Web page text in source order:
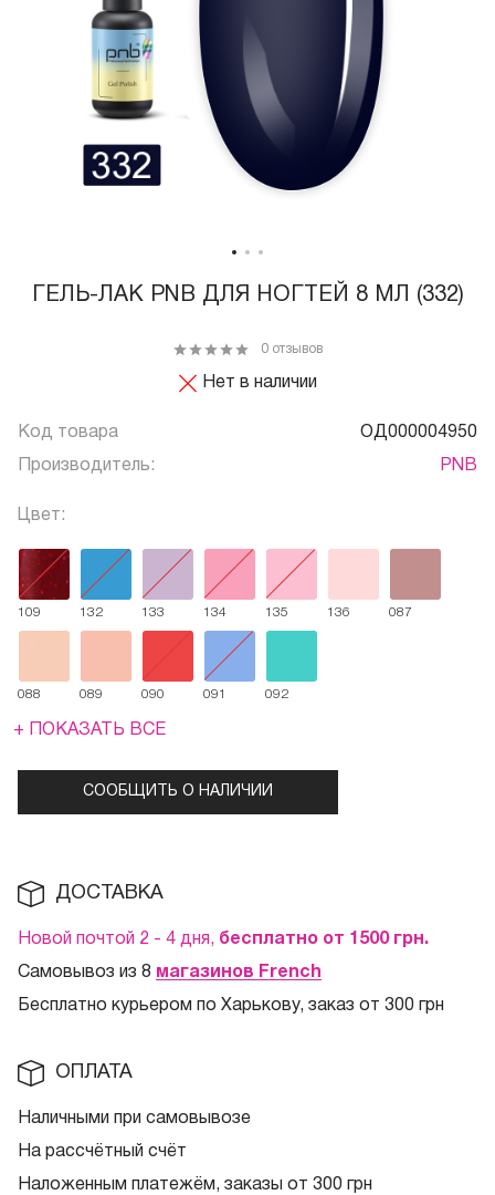
ГЕЛЬ-ЛАК PNB ДЛЯ НОГТЕЙ 8 МЛ (332)
Нет в наличии
0 отзывов
Код товара ОД000004950
Производитель: PNB
Цвет:
109 132 133 134 135 136 087
088 089 090 091 092
+ ПОКАЗАТЬ ВСЕ
СООБЩИТЬ О НАЛИЧИИ
ДОСТАВКА
Новой почтой 2 - 4 дня, бесплатно от 1500 грн.
Самовывоз из 8 магазинов French
Бесплатно курьером по Харькову, заказ от 300 грн
ОПЛАТА
Наличными при самовывозе
На рассчётный счёт
Наложенным платежём, заказы от 300 грн